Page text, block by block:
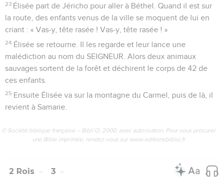
23 Élisée part de Jéricho pour aller à Béthel. Quand il est sur
la route, des enfants venus de la ville se moquent de lui en
criant : « Vas-y, tête rasée ! Vas-y, tête rasée ! »
24 Élisée se retourne. Il les regarde et leur lance une
malédiction au nom du SEIGNEUR. Alors deux animaux
sauvages sortent de la forêt et déchirent le corps de 42 de
ces enfants.
25 Ensuite Élisée va sur la montagne du Carmel, puis de là, il
revient à Samarie.
© Société biblique française – Bibli’O, 2000, avec autorisation. Pour vous procurer
une Bible imprimée, rendez-vous sur www.editionsbiblio.fr
2 Rois 3